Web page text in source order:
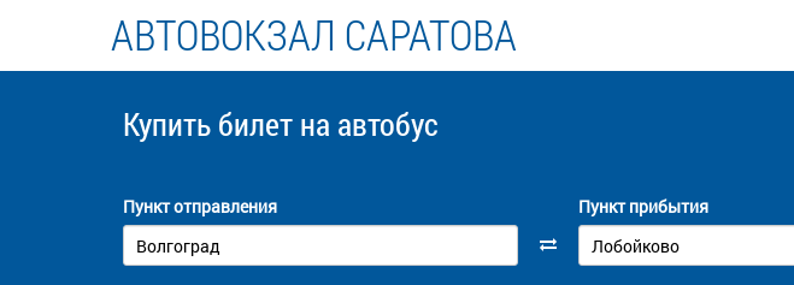
АВТОВОКЗАЛ САРАТОВА
Купить билет на автобус
Пункт отправления Пункт прибытия